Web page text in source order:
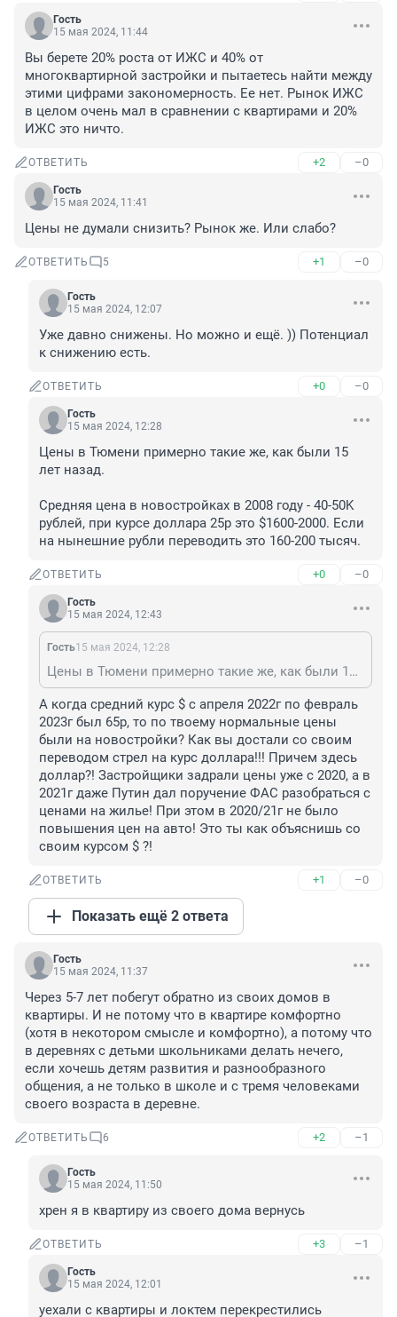
Гость
15 мая 2024, 11:44
Вы берете 20% роста от ИЖС и 40% от
многоквартирной застройки и пытаетесь найти между
этими цифрами закономерность. Ее нет. Рынок ИЖС
в целом очень мал в сравнении с квартирами и 20%
ИЖС это ничто.
ОТВЕТИТЬ +2 –0
Гость
15 мая 2024, 11:41
Цены не думали снизить? Рынок же. Или слабо?
ОТВЕТИТЬ 5 +1 –0
Гость
15 мая 2024, 12:07
Уже давно снижены. Но можно и ещё. )) Потенциал
к снижению есть.
ОТВЕТИТЬ +0 –0
Гость
15 мая 2024, 12:28
Цены в Тюмени примерно такие же, как были 15
лет назад.
Средняя цена в новостройках в 2008 году - 40-50K
рублей, при курсе доллара 25р это $1600-2000. Если
на нынешние рубли переводить это 160-200 тысяч.
ОТВЕТИТЬ +0 –0
Гость
15 мая 2024, 12:43
Гость15 мая 2024, 12:28
Цены в Тюмени примерно такие же, как были 15 лет назад. Средняя цена в новостройках в 2008 году - 40-50K рублей, при курсе доллара 25р это $1600-2000. Если на нынешние рубли переводить это 160-200 тысяч.
А когда средний курс $ с апреля 2022г по февраль
2023г был 65р, то по твоему нормальные цены
были на новостройки? Как вы достали со своим
переводом стрел на курс доллара!!! Причем здесь
доллар?! Застройщики задрали цены уже с 2020, а в
2021г даже Путин дал поручение ФАС разобраться с
ценами на жилье! При этом в 2020/21г не было
повышения цен на авто! Это ты как объяснишь со
своим курсом $ ?!
ОТВЕТИТЬ +1 –0
Показать ещё 2 ответа
Гость
15 мая 2024, 11:37
Через 5-7 лет побегут обратно из своих домов в
квартиры. И не потому что в квартире комфортно
(хотя в некотором смысле и комфортно), а потому что
в деревнях с детьми школьниками делать нечего,
если хочешь детям развития и разнообразного
общения, а не только в школе и с тремя человеками
своего возраста в деревне.
ОТВЕТИТЬ 6 +2 –1
Гость
15 мая 2024, 11:50
хрен я в квартиру из своего дома вернусь
ОТВЕТИТЬ +3 –1
Гость
15 мая 2024, 12:01
уехали с квартиры и локтем перекрестились